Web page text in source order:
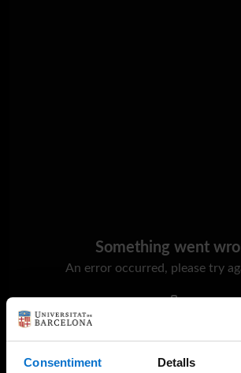
Consentiment Detalls
Something went
An error occurred, please try
Try again